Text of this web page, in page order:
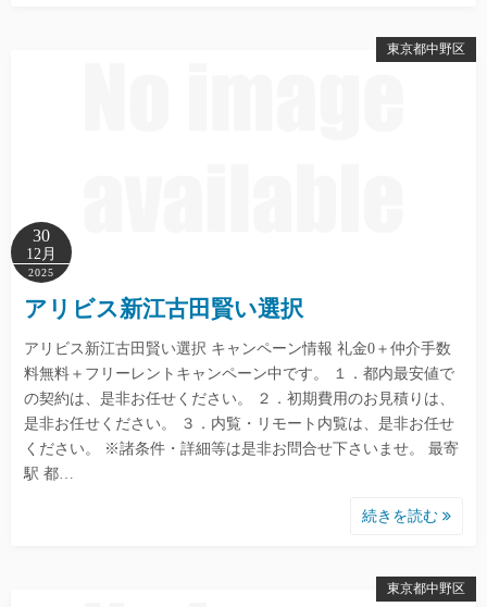
東京都中野区
30
12月
2025
アリビス新江古田賢い選択
アリビス新江古田賢い選択 キャンペーン情報 礼金0＋仲介手数
料無料＋フリーレントキャンペーン中です。 １．都内最安値で
の契約は、是非お任せください。 ２．初期費用のお見積りは、
是非お任せください。 ３．内覧・リモート内覧は、是非お任せ
ください。 ※諸条件・詳細等は是非お問合せ下さいませ。 最寄
駅 都…
続きを読む
東京都中野区